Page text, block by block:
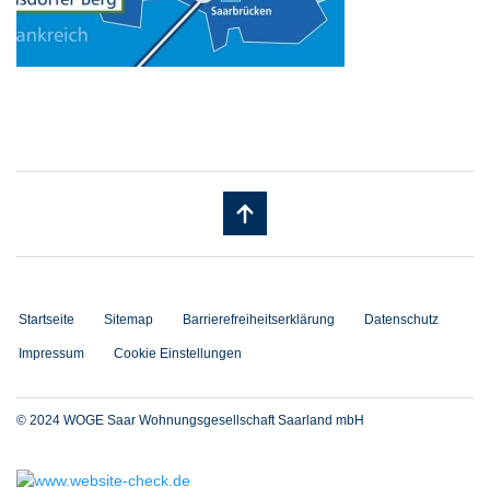
Startseite Sitemap Barrierefreiheitserklärung Datenschutz
Impressum Cookie Einstellungen
© 2024 WOGE Saar Wohnungsgesellschaft Saarland mbH